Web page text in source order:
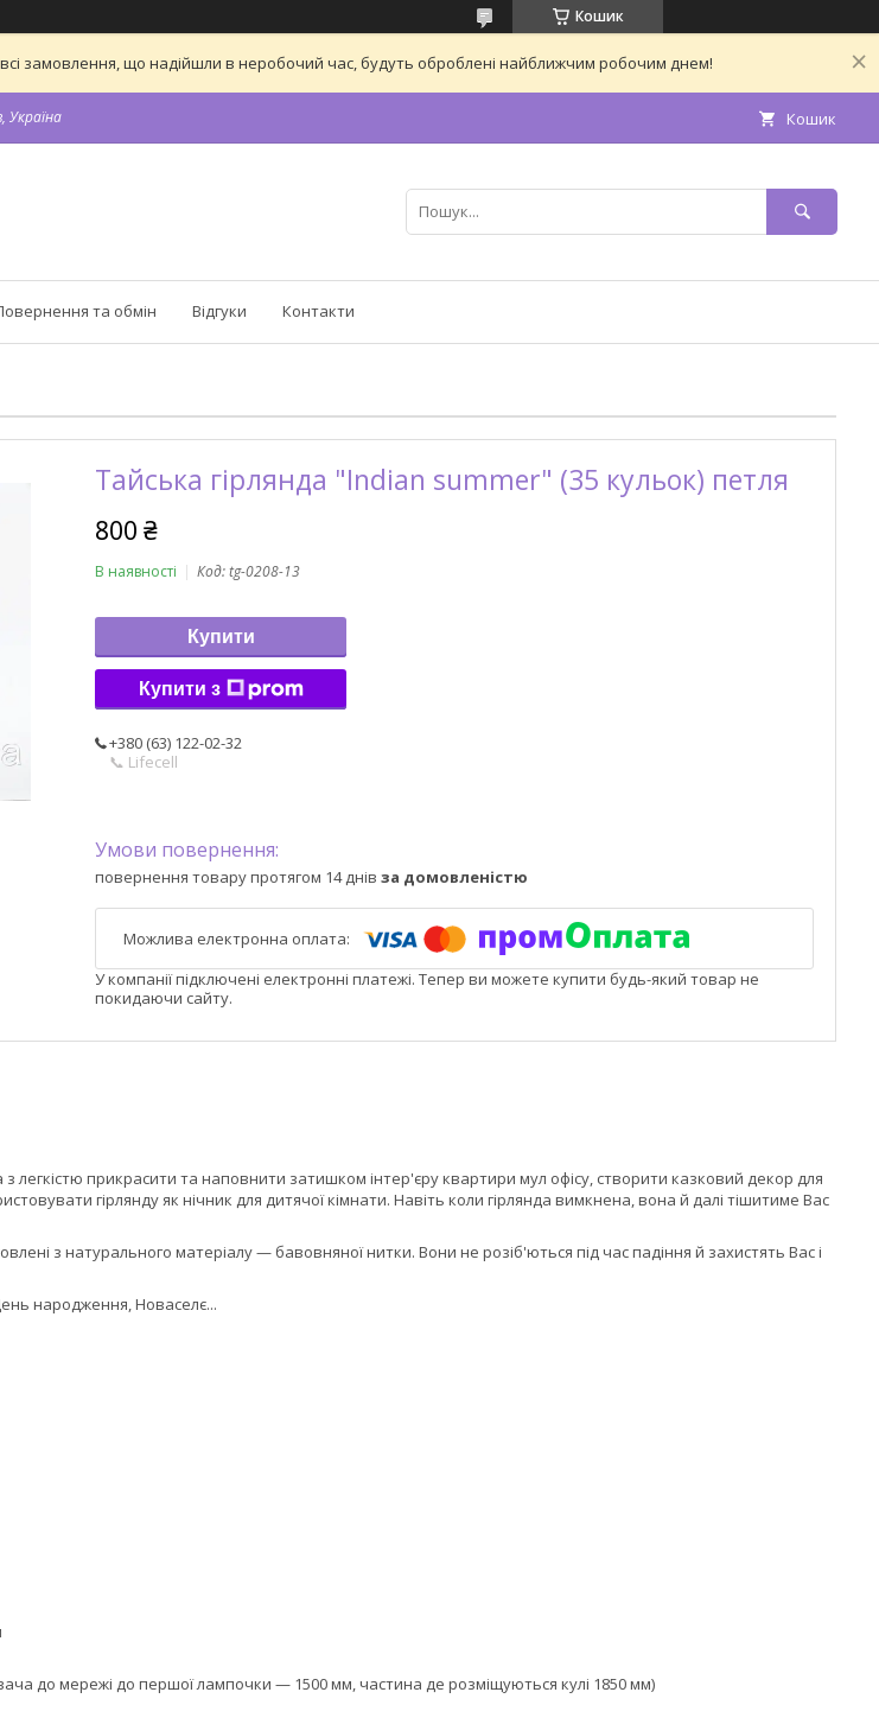
Кошик
замовлення, що надійшли в неробочий час, будуть оброблені найближчим робочим днем!
Україна Кошик
та обмін Відгуки Контакти
Тайська гірлянда "Indian summer" (35 кульок) петля
800 ₴
В наявності Код:tg-0208-13
Купити
Купити з
+380 (63) 122-02-32
📞 Lifecell
повернення товару протягом 14 днів за домовленістю
У компанії підключені електронні платежі. Тепер ви можете купити будь-який товар не
покидаючи сайту.
прикрасити та наповнити затишком інтер'єру квартири мул офісу, створити казковий декор для
гірлянду як нічник для дитячої кімнати. Навіть коли гірлянда вимкнена, вона й далі тішитиме Вас
з натурального матеріалу — бавовняної нитки. Вони не розіб'ються під час падіння й захистять Вас і
народження, Новаселє...
до мережі до першої лампочки — 1500 мм, частина де розміщуються кулі 1850 мм)